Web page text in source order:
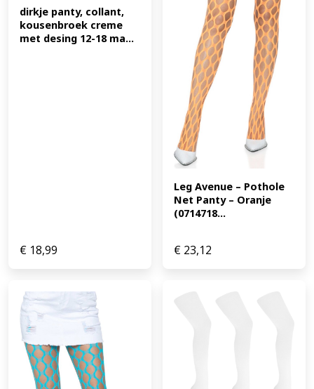
dirkje panty, collant,
kousenbroek creme
met desing 12-18 ma...
€ 18,99
Leg Avenue – Pothole
Net Panty – Oranje
(0714718...
€ 23,12